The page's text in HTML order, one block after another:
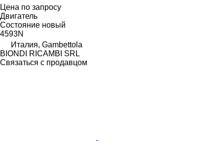
Цена по запросу
Двигатель
Состояние новый
4593N
Италия, Gambettola
BIONDI RICAMBI SRL
Связаться с продавцом